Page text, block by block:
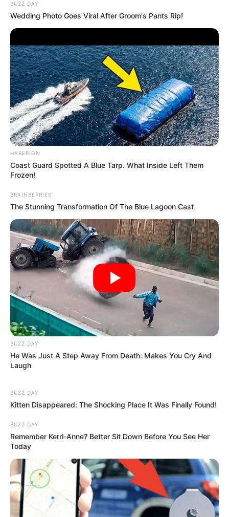
BUZZ DAY
Wedding Photo Goes Viral After Groom's Pants Rip!
HABERION
Coast Guard Spotted A Blue Tarp. What Inside Left Them
Frozen!
BRAINBERRIES
The Stunning Transformation Of The Blue Lagoon Cast
BUZZ DAY
He Was Just A Step Away From Death: Makes You Cry And
Laugh
BUZZ DAY
Kitten Disappeared: The Shocking Place It Was Finally Found!
BUZZ DAY
Remember Kerri-Anne? Better Sit Down Before You See Her
Today